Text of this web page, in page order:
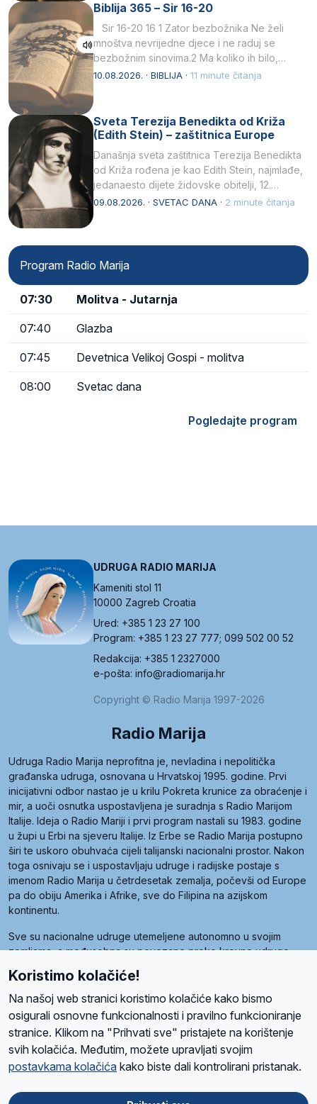
Biblija 365 – Sir 16-20
Sir 16-20 16 1 Zator bezbožnika Ne želi
mnoštva nevrijedne djece i ne raduj se
bezbožnim sinovima.2 Ma koliko ih bilo,…
10.08.2026. · BIBLIJA · 11 minute čitanja
Sveta Terezija Benedikta od Križa
(Edith Stein) – zaštitnica Europe
Današnja sveta zaštitnica Terezija Benedikta
od Križa rođena je kao Edith Stein, najmlađe,
jedanaesto dijete židovske obitelji, 12.
listopada 1891, u Wrocławu…
09.08.2026. · SVETAC DANA · 2 minute čitanja
Program Radio Marija
07:30 Molitva - Jutarnja
07:40 Glazba
07:45 Devetnica Velikoj Gospi - molitva
08:00 Svetac dana
Pogledajte program
UDRUGA RADIO MARIJA
Kameniti stol 11
10000 Zagreb Croatia
Ured: +385 1 23 27 100
Program: +385 1 23 27 777; 099 502 00 52
Redakcija: +385 1 2327000
e-pošta: info@radiomarija.hr
Copyright © Radio Marija 1997-2026
Radio Marija
Udruga Radio Marija neprofitna je, nevladina i nepolitička
građanska udruga, osnovana u Hrvatskoj 1995. godine. Prvi
inicijativni odbor nastao je u krilu Pokreta krunice za obraćenje i
mir, a uoči osnutka uspostavljena je suradnja s Radio Marijom
Italije. Ideja o Radio Mariji i prvi program nastali su 1983. godine
u župi u Erbi na sjeveru Italije. Iz Erbe se Radio Marija postupno
širi te uskoro obuhvaća cijeli talijanski nacionalni prostor. Nakon
toga osnivaju se i uspostavljaju udruge i radijske postaje s
imenom Radio Marija u četrdesetak zemalja, počevši od Europe
pa do obiju Amerika i Afrike, sve do Filipina na azijskom
kontinentu.
Sve su nacionalne udruge utemeljene autonomno u svojim
zemljama, a međusobna su povezane preko krovne udruge
pod nazivom Svjetska obitelj Radio Marije (World Family of
Radio Maria). Svjetsku obitelj utemeljilo je sedam članica, među
kojima je i hrvatska Udruga Radio Marija.
O namaRadio ProgramVolonteriPrijateljiKontaktPravila privatnosti
Ova stranica je zaštićena Google reCAPTCHA sustavom
Koristimo kolačiće!
Na našoj web stranici koristimo kolačiće kako bismo
osigurali osnovne funkcionalnosti i pravilno funkcioniranje
stranice. Klikom na "Prihvati sve" pristajete na korištenje
svih kolačića. Međutim, možete upravljati svojim
postavkama kolačića kako biste dali kontrolirani pristanak.